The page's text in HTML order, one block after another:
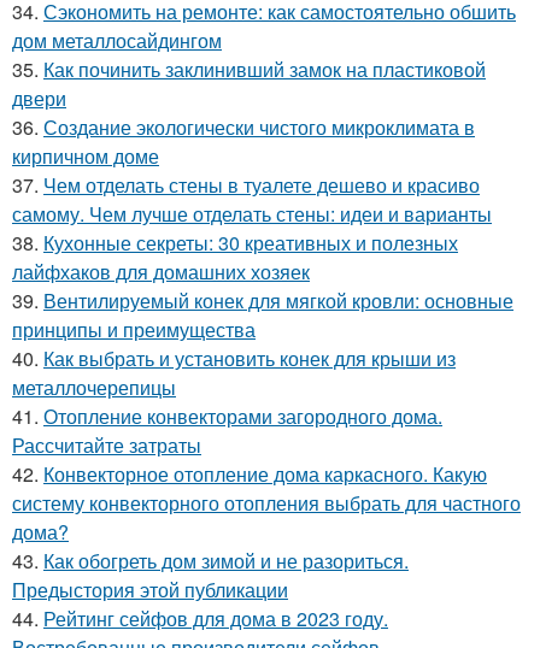
34. Сэкономить на ремонте: как самостоятельно обшить
дом металлосайдингом
35. Как починить заклинивший замок на пластиковой
двери
36. Создание экологически чистого микроклимата в
кирпичном доме
37. Чем отделать стены в туалете дешево и красиво
самому. Чем лучше отделать стены: идеи и варианты
38. Кухонные секреты: 30 креативных и полезных
лайфхаков для домашних хозяек
39. Вентилируемый конек для мягкой кровли: основные
принципы и преимущества
40. Как выбрать и установить конек для крыши из
металлочерепицы
41. Отопление конвекторами загородного дома.
Рассчитайте затраты
42. Конвекторное отопление дома каркасного. Какую
систему конвекторного отопления выбрать для частного
дома?
43. Как обогреть дом зимой и не разориться.
Предыстория этой публикации
44. Рейтинг сейфов для дома в 2023 году.